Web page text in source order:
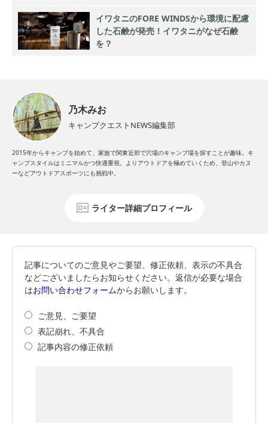
イワタニのFORE WINDSから環境に配慮
した石鹸が発売！イワタニがなぜ石鹸
を？
乃木みお
キャンプクエストNEWS編集部
2015年からキャンプを始めて、家族で関東近郊で穴場のキャンプ場を探すことが趣味。キ
ャンプスタイルはミニマルかつ快適重視。よりアウトドアを極めていくため、登山やカヌ
ーなどアウトドアスポーツにも挑戦中。
ライター詳細プロフィール
記事についてのご意見やご要望、修正依頼、表示の不具合
などございましたらお知らせください。返信が必要な場合
はお問い合わせフォームからお願いします。
ご意見、ご要望
表記崩れ、不具合
記事内容の修正依頼